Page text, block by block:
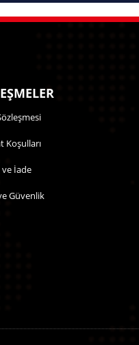
Koşulları
İade
Güvenlik